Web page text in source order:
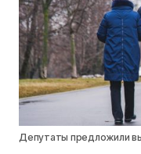
Депутаты предложили